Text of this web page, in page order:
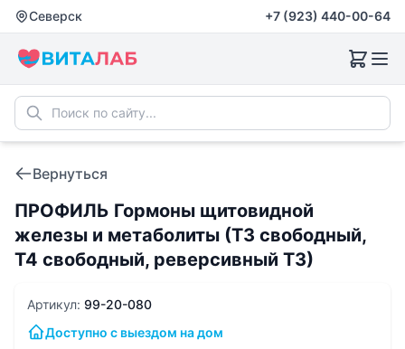
Северск +7 (923) 440-00-64
Вернуться
ПРОФИЛЬ Гормоны щитовидной
железы и метаболиты (Т3 свободный,
Т4 свободный, реверсивный Т3)
Артикул: 99-20-080
Доступно с выездом на дом